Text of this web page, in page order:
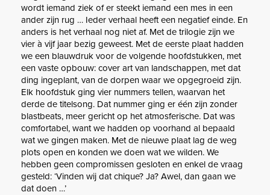
wordt iemand ziek of er steekt iemand een mes in een
ander zijn rug … Ieder verhaal heeft een negatief einde. En
anders is het verhaal nog niet af. Met de trilogie zijn we
vier à vijf jaar bezig geweest. Met de eerste plaat hadden
we een blauwdruk voor de volgende hoofdstukken, met
een vaste opbouw: cover art van landschappen, met dat
ding ingeplant, van de dorpen waar we opgegroeid zijn.
Elk hoofdstuk ging vier nummers tellen, waarvan het
derde de titelsong. Dat nummer ging er één zijn zonder
blastbeats, meer gericht op het atmosferische. Dat was
comfortabel, want we hadden op voorhand al bepaald
wat we gingen maken. Met de nieuwe plaat lag de weg
plots open en konden we doen wat we wilden. We
hebben geen compromissen gesloten en enkel de vraag
gesteld: ‘Vinden wij dat chique? Ja? Awel, dan gaan we
dat doen …’